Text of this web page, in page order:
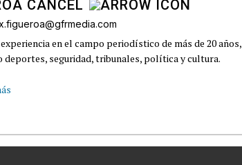
CANCEL
en el campo periodístico de más de 20 años,
deportes, seguridad, tribunales, política y cultura.